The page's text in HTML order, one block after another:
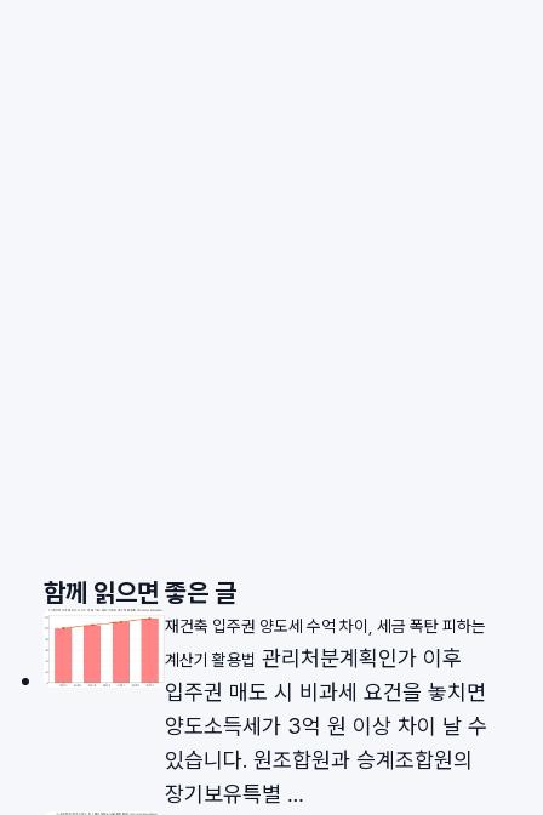
함께 읽으면 좋은 글
재건축 입주권 양도세 수억 차이, 세금 폭탄 피하는
계산기 활용법 관리처분계획인가 이후
입주권 매도 시 비과세 요건을 놓치면
양도소득세가 3억 원 이상 차이 날 수
있습니다. 원조합원과 승계조합원의
장기보유특별 …